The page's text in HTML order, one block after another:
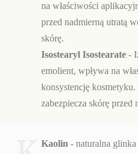
na właściwości
przed nadmierną utratą
skórę.
Isostearyl Isostearate -
emolient, wpływa na
konsystencję kosmetyku.
zabezpiecza skórę przed
Kaolin - naturalna